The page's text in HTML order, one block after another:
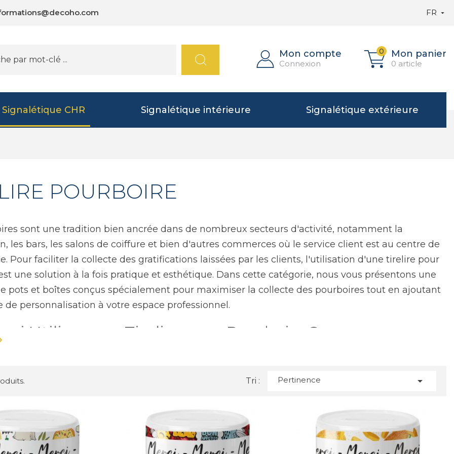
FR 
Mon compte
Connexion
0 Mon panier
0 article
Signalétique CHR Signalétique intérieure Signalétique extérieure
POURBOIRE
sont une tradition bien ancrée dans de nombreux secteurs d'activité, notamment la
les bars, les salons de coiffure et bien d'autres commerces où le service client est au centre de
Pour faciliter la collecte des gratifications laissées par les clients, l'utilisation d'une tirelire pour
une solution à la fois pratique et esthétique. Dans cette catégorie, nous vous présentons une
pots et boîtes conçus spécialement pour maximiser la collecte des pourboires tout en ajoutant
de personnalisation à votre espace professionnel.
Utiliser une Tirelire pour Pourboire ?
:
Une tirelire bien placée et au design attrayant capte l'attention des clients et les incite à y
subtil :
Un message humoristique ou une signalétique claire peut stimuler la générosité
Tri : Pertinence 